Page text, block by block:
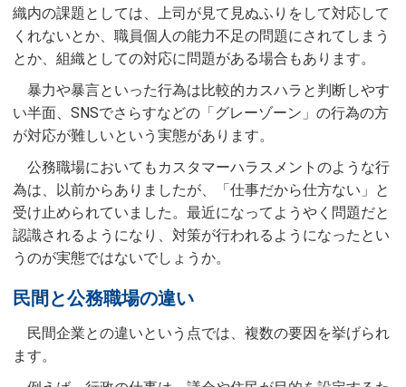
織内の課題としては、上司が見て見ぬふりをして対応して
くれないとか、職員個人の能力不足の問題にされてしまう
とか、組織としての対応に問題がある場合もあります。
暴力や暴言といった行為は比較的カスハラと判断しやす
い半面、SNSでさらすなどの「グレーゾーン」の行為の方
が対応が難しいという実態があります。
公務職場においてもカスタマーハラスメントのような行
為は、以前からありましたが、「仕事だから仕方ない」と
受け止められていました。最近になってようやく問題だと
認識されるようになり、対策が行われるようになったとい
うのが実態ではないでしょうか。
民間と公務職場の違い
民間企業との違いという点では、複数の要因を挙げられ
ます。